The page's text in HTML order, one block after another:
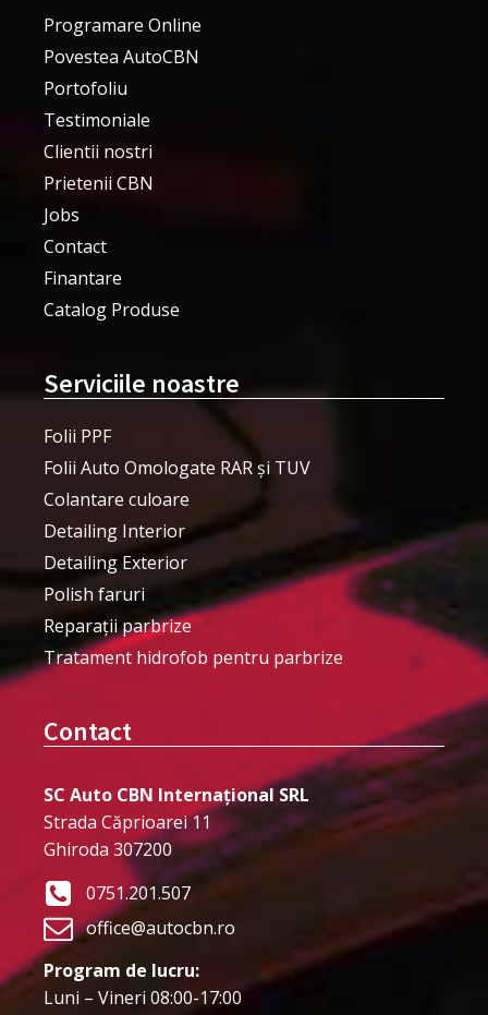
Programare Online
Povestea AutoCBN
Portofoliu
Testimoniale
Clientii nostri
Prietenii CBN
Jobs
Contact
Finantare
Catalog Produse
Serviciile noastre
Folii PPF
Folii Auto Omologate RAR și TUV
Colantare culoare
Detailing Interior
Detailing Exterior
Polish faruri
Reparații parbrize
Tratament hidrofob pentru parbrize
Contact
SC Auto CBN Internațional SRL
Strada Căprioarei 11
Ghiroda 307200
0751.201.507
office@autocbn.ro
Program de lucru:
Luni – Vineri 08:00-17:00